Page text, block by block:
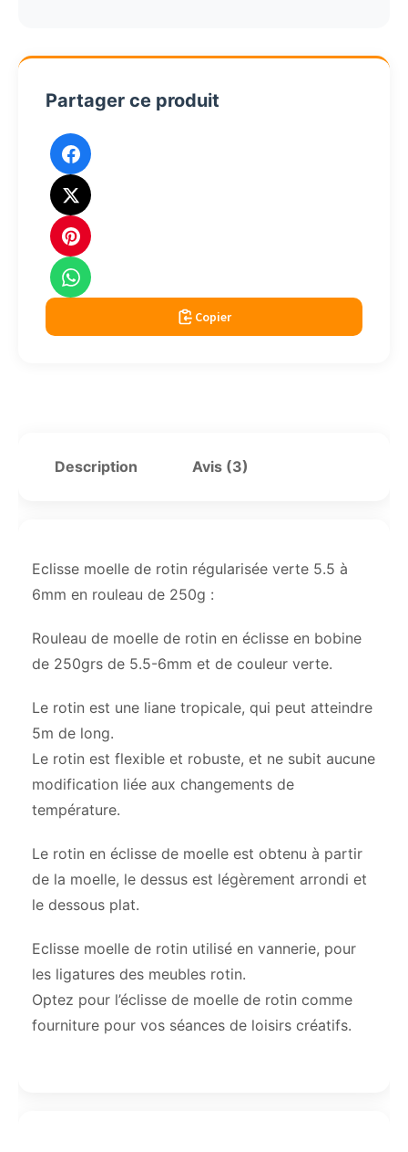
250g
Partager ce produit
Copier
Description Avis (3)
Eclisse moelle de rotin régularisée verte 5.5 à
6mm en rouleau de 250g :
Rouleau de moelle de rotin en éclisse en bobine
de 250grs de 5.5-6mm et de couleur verte.
Le rotin est une liane tropicale, qui peut atteindre
5m de long.
Le rotin est flexible et robuste, et ne subit aucune
modification liée aux changements de
température.
Le rotin en éclisse de moelle est obtenu à partir
de la moelle, le dessus est légèrement arrondi et
le dessous plat.
Eclisse moelle de rotin utilisé en vannerie, pour
les ligatures des meubles rotin.
Optez pour l’éclisse de moelle de rotin comme
fourniture pour vos séances de loisirs créatifs.